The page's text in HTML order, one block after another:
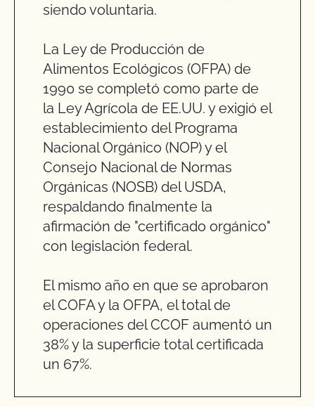
siendo voluntaria.
La Ley de Producción de
Alimentos Ecológicos (OFPA) de
1990 se completó como parte de
la Ley Agrícola de EE.UU. y exigió el
establecimiento del Programa
Nacional Orgánico (NOP) y el
Consejo Nacional de Normas
Orgánicas (NOSB) del USDA,
respaldando finalmente la
afirmación de "certificado orgánico"
con legislación federal.
El mismo año en que se aprobaron
el COFA y la OFPA, el total de
operaciones del CCOF aumentó un
38% y la superficie total certificada
un 67%.